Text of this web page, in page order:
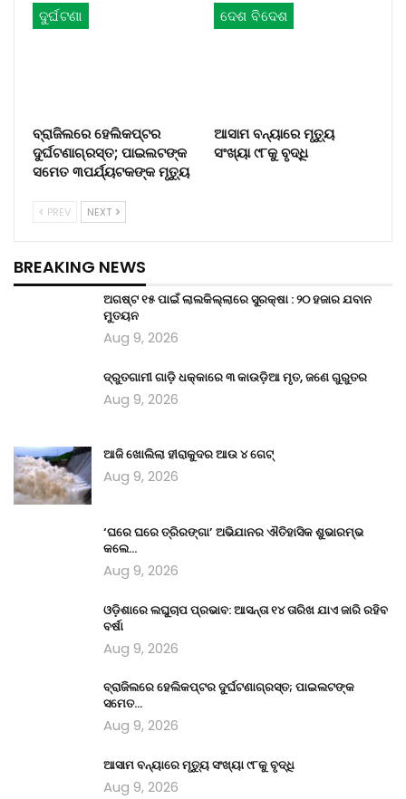
ଦୁର୍ଘଟଣା
ବ୍ରାଜିଲରେ ହେଲିକପ୍ଟର
ଦୁର୍ଘଟଣାଗ୍ରସ୍ତ; ପାଇଲଟଙ୍କ
ସମେତ ୩ପର୍ଯ୍ୟଟକଙ୍କ ମୃତ୍ୟୁ
ଦେଶ ବିଦେଶ
ଆସାମ ବନ୍ୟାରେ ମୃତ୍ୟୁ
ସଂଖ୍ୟା ୯୮କୁ ବୃଦ୍ଧି
PREV NEXT
BREAKING NEWS
ଅଗଷ୍ଟ ୧୫ ପାଇଁ ଲାଲକିଲ୍ଲାରେ ସୁରକ୍ଷା : ୨୦ ହଜାର ଯବାନ
ମୁତୟନ
Aug 9, 2026
ଦ୍ରୁତଗାମୀ ଗାଡ଼ି ଧକ୍କାରେ ୩ କାଉଡ଼ିଆ ମୃତ, ଜଣେ ଗୁରୁତର
Aug 9, 2026
ଆଜି ଖୋଲିଲା ହୀରାକୁଦର ଆଉ ୪ ଗେଟ୍
Aug 9, 2026
‘ଘରେ ଘରେ ତ୍ରିରଙ୍ଗା’ ଅଭିଯାନର ଐତିହାସିକ ଶୁଭାରମ୍ଭ
କଲେ…
Aug 9, 2026
ଓଡ଼ିଶାରେ ଲଘୁଚାପ ପ୍ରଭାବ: ଆସନ୍ତା ୧୪ ତାରିଖ ଯାଏ ଜାରି ରହିବ
ବର୍ଷା
Aug 9, 2026
ବ୍ରାଜିଲରେ ହେଲିକପ୍ଟର ଦୁର୍ଘଟଣାଗ୍ରସ୍ତ; ପାଇଲଟଙ୍କ
ସମେତ…
Aug 9, 2026
ଆସାମ ବନ୍ୟାରେ ମୃତ୍ୟୁ ସଂଖ୍ୟା ୯୮କୁ ବୃଦ୍ଧି
Aug 9, 2026